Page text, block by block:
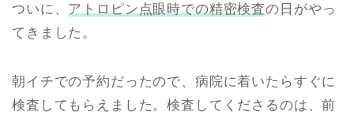
ついに、 アトロピン点眼時での精密検査の日がやっ
てきました。
朝イチでの予約だったので、病院に着いたらすぐに
検査してもらえました。検査してくださるのは、前